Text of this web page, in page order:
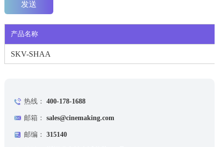
产品名称
SKV-SHAA
热线： 400-178-1688
邮箱： sales@cinemaking.com
邮编： 315140